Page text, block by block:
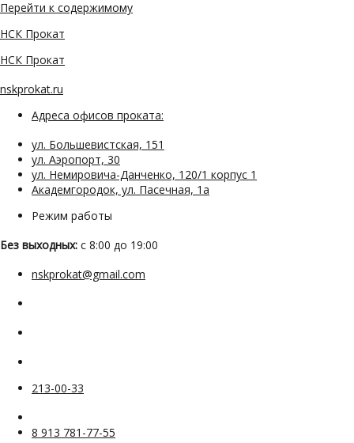
Перейти к содержимому
НСК Прокат
НСК Прокат
nskprokat.ru
Адреса офисов проката:
ул. Большевистская, 151
ул. Аэропорт, 30
ул. Немировича-Данченко, 120/1 корпус 1
Академгородок, ул. Пасечная, 1а
Режим работы
Без выходных: с 8:00 до 19:00
nskprokat@gmail.com
213-00-33
8 913 781-77-55